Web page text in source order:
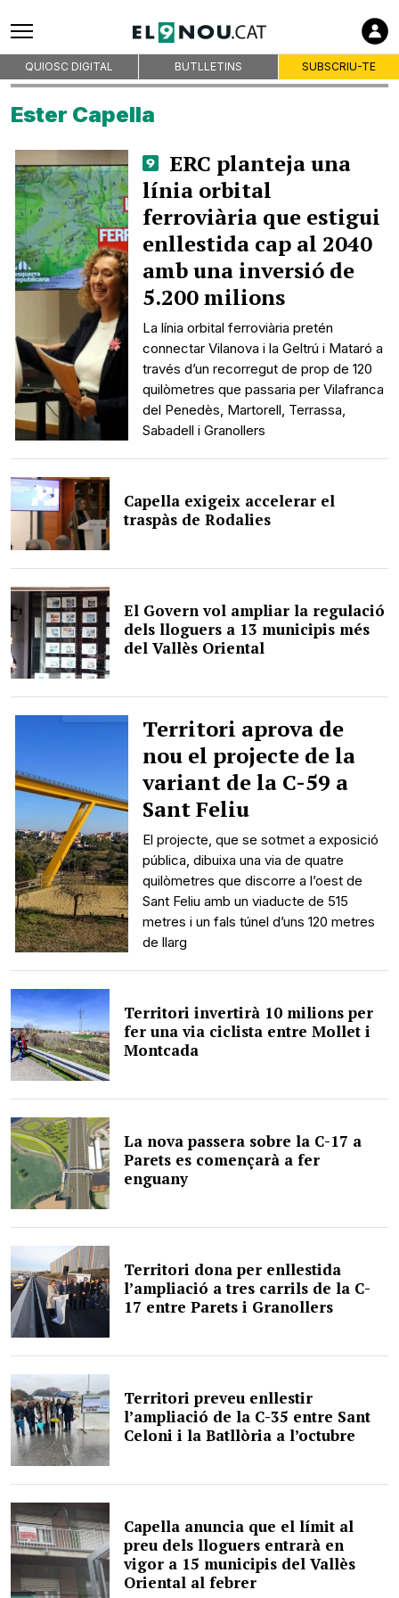
QUIOSC DIGITAL BUTLLETINS SUBSCRIU-TE
Ester Capella
ERC planteja una
línia orbital
ferroviària que estigui
enllestida cap al 2040
amb una inversió de
5.200 milions
La línia orbital ferroviària pretén
connectar Vilanova i la Geltrú i Mataró a
través d’un recorregut de prop de 120
quilòmetres que passaria per Vilafranca
del Penedès, Martorell, Terrassa,
Sabadell i Granollers
Capella exigeix accelerar el
traspàs de Rodalies
El Govern vol ampliar la regulació
dels lloguers a 13 municipis més
del Vallès Oriental
Territori aprova de
nou el projecte de la
variant de la C-59 a
Sant Feliu
El projecte, que se sotmet a exposició
pública, dibuixa una via de quatre
quilòmetres que discorre a l’oest de
Sant Feliu amb un viaducte de 515
metres i un fals túnel d’uns 120 metres
de llarg
Territori invertirà 10 milions per
fer una via ciclista entre Mollet i
Montcada
La nova passera sobre la C-17 a
Parets es començarà a fer
enguany
Territori dona per enllestida
l’ampliació a tres carrils de la C-
17 entre Parets i Granollers
Territori preveu enllestir
l’ampliació de la C-35 entre Sant
Celoni i la Batllòria a l’octubre
Capella anuncia que el límit al
preu dels lloguers entrarà en
vigor a 15 municipis del Vallès
Oriental al febrer